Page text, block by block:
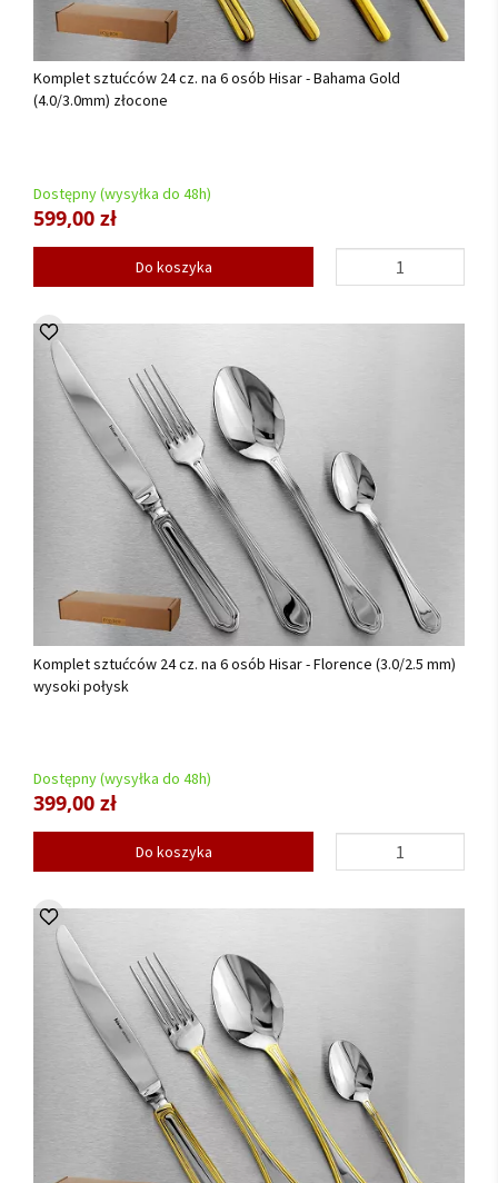
Komplet sztućców 24 cz. na 6 osób Hisar - Bahama Gold
(4.0/3.0mm) złocone
Dostępny (wysyłka do 48h)
599,00 zł
Do koszyka
Komplet sztućców 24 cz. na 6 osób Hisar - Florence (3.0/2.5 mm)
wysoki połysk
Dostępny (wysyłka do 48h)
399,00 zł
Do koszyka